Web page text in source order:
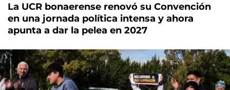
La UCR bonaerense renovó su Convención
en una jornada política intensa y ahora
apunta a dar la pelea en 2027